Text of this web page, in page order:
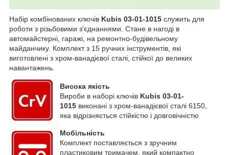
Набір комбінованих ключів Kubis 03-01-1015 служить для
роботи з різьбовими з'єднаннями. Стане в нагоді в
автомайстерні, гаражі, на ремонтно-будівельному
майданчику. Комплект з 15 ручних інструментів, які
виготовлені з хром-ванадієвої сталі, стійкої до великих
навантажень.
Висока якість
Вироби в наборі ключів Kubis 03-01-
1015 виконані з хром-ванадієвої сталі 6150,
яка відрізняється стійкістю і довговічністю
Мобільність
Комплект поставляється з зручним
пластиковим тримачем, який компактно